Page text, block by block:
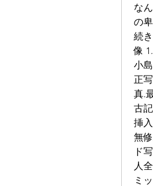
な
の
続
像
小
正
真.
古
挿
無
ド
人
ミ